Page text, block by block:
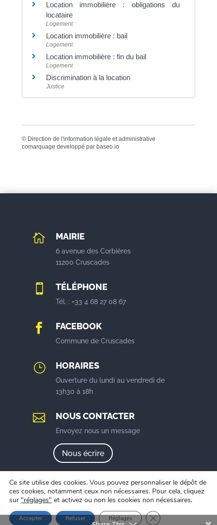
Location immobilière : obligations du
locataire
Logement
Location immobilière : bail
Logement
Location immobilière : fin du bail
Logement
Discrimination à la location
Justice
© Direction de l'information légale et administrative
comarquage developpé par baseo.io
 MAIRIE
6 avenue des Corbières
11200 Cruscades
 TÉLÉPHONE
Tél. : +33 4 68 27 08 67
 FACEBOOK
Commune de Cruscades
} HORAIRES
Ouverture du lundi au vendredi de
13h30 à 18h
 NOUS CONTACTER
Envoyez nous un message
Nous écrire
Mentions légales|Politique de confidentialité
Eponia Communication
Ce site utilise des cookies. Vous pouvez personnaliser le dépôt de
ces cookies, notamment ceux non nécessaires. Pour cela, cliquez
sur "réglages" et activez ou non les cookies non nécessaires.
Accepter Refuser Réglages
Fermer la bannière